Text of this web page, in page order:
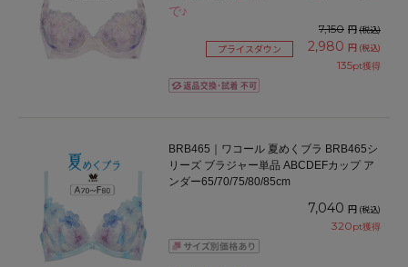
で♪
7,150 円(税込)
プライスダウン 2,980 円 (税込)
135pt獲得
BRB465｜ワコール 夏めくブラ BRB465シ
リーズ ブラジャー単品 ABCDEFカップ ア
ンダー65/70/75/80/85cm
7,040 円 (税込)
320pt獲得